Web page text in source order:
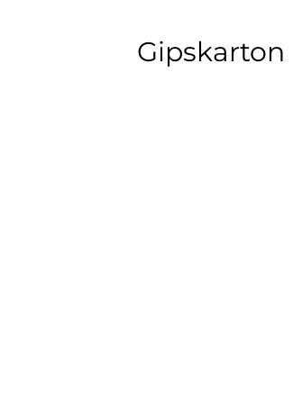
Gipskarton